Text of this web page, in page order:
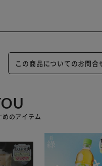
この商品についてのお問合
めのアイテム